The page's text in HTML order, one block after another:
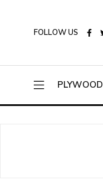
FOLLOW US
PLYWOOD